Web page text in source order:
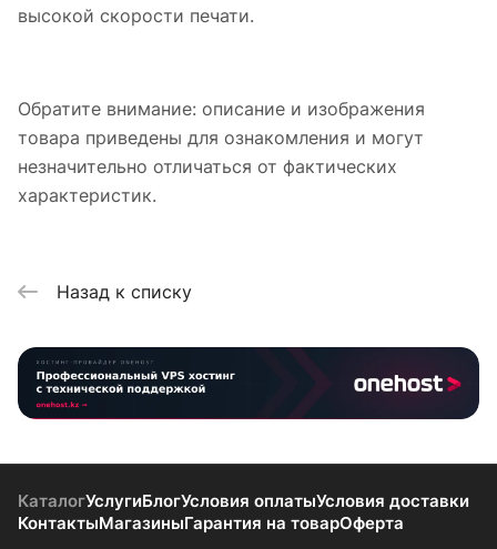
высокой скорости печати.
Обратите внимание: описание и изображения
товара приведены для ознакомления и могут
незначительно отличаться от фактических
характеристик.
Назад к списку
КаталогУслугиБлогУсловия оплатыУсловия доставки
КонтактыМагазиныГарантия на товарОферта